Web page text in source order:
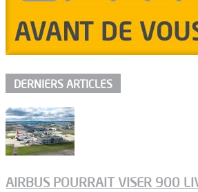
DERNIERS ARTICLES
AIRBUS POURRAIT VISER 900